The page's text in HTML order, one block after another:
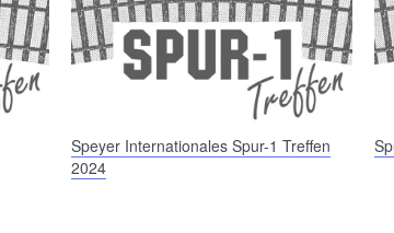
Speyer Internationales Spur-1 Treffen
2024